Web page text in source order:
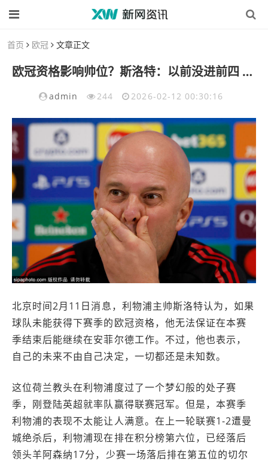
首页 欧冠 文章正文
欧冠资格影响帅位？斯洛特：以前没进前四 主帅也留任了
admin 244 2026-02-12 00:30:16
北京时间2月11日消息，利物浦主帅斯洛特认为，如果
球队未能获得下赛季的欧冠资格，他无法保证在本赛
季结束后能继续在安菲尔德工作。不过，他也表示，
自己的未来不由自己决定，一切都还是未知数。
这位荷兰教头在利物浦度过了一个梦幻般的处子赛
季，刚登陆英超就率队赢得联赛冠军。但是，本赛季
利物浦的表现不太能让人满意。在上一轮联赛1-2遭曼
城绝杀后，利物浦现在排在积分榜第六位，已经落后
领头羊阿森纳17分，少赛一场落后排在第五位的切尔